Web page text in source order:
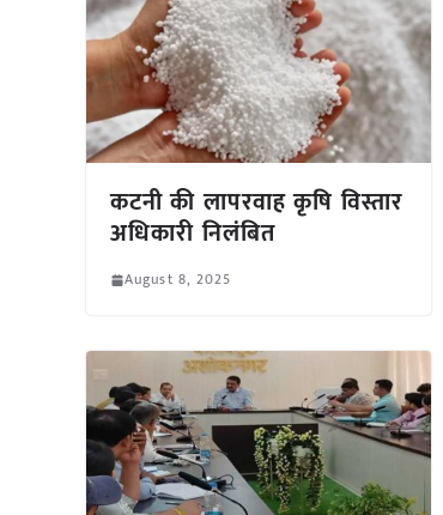
कटनी की लापरवाह कृषि विस्तार
अधिकारी निलंबित
August 8, 2025